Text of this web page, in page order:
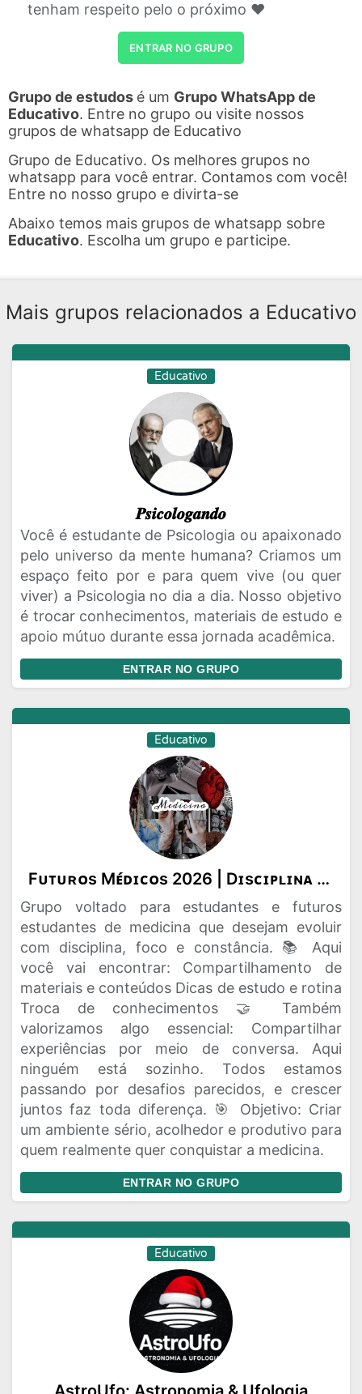
tenham respeito pelo o próximo ❤
ENTRAR NO GRUPO
Grupo de estudos é um Grupo WhatsApp de
Educativo. Entre no grupo ou visite nossos
grupos de whatsapp de Educativo
Grupo de Educativo. Os melhores grupos no
whatsapp para você entrar. Contamos com você!
Entre no nosso grupo e divirta-se
Abaixo temos mais grupos de whatsapp sobre
Educativo. Escolha um grupo e participe.
Mais grupos relacionados a Educativo
Educativo
𝑷𝒔𝒊𝒄𝒐𝒍𝒐𝒈𝒂𝒏𝒅𝒐
Você é estudante de Psicologia ou apaixonado
pelo universo da mente humana? Criamos um
espaço feito por e para quem vive (ou quer
viver) a Psicologia no dia a dia. Nosso objetivo
é trocar conhecimentos, materiais de estudo e
apoio mútuo durante essa jornada acadêmica.
ENTRAR NO GRUPO
Educativo
Fᴜᴛᴜʀᴏs Mᴇ́ᴅɪᴄᴏs 2026 | Dɪsᴄɪᴘʟɪɴᴀ ᴇ Fᴏᴄᴏ🩺🤍
Grupo voltado para estudantes e futuros
estudantes de medicina que desejam evoluir
com disciplina, foco e constância. 📚 Aqui
você vai encontrar: Compartilhamento de
materiais e conteúdos Dicas de estudo e rotina
Troca de conhecimentos 🤝 Também
valorizamos algo essencial: Compartilhar
experiências por meio de conversa. Aqui
ninguém está sozinho. Todos estamos
passando por desafios parecidos, e crescer
juntos faz toda diferença. 🎯 Objetivo: Criar
um ambiente sério, acolhedor e produtivo para
quem realmente quer conquistar a medicina.
ENTRAR NO GRUPO
Educativo